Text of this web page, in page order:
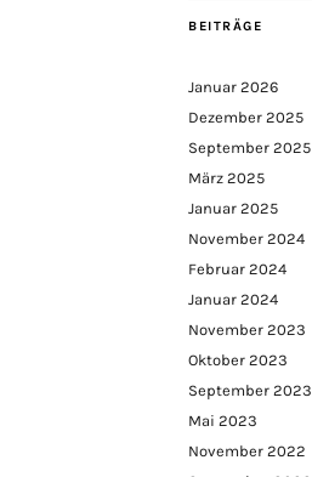
BEITRÄGE
Januar 2026
Dezember 2025
September 2025
März 2025
Januar 2025
November 2024
Februar 2024
Januar 2024
November 2023
Oktober 2023
September 2023
Mai 2023
November 2022